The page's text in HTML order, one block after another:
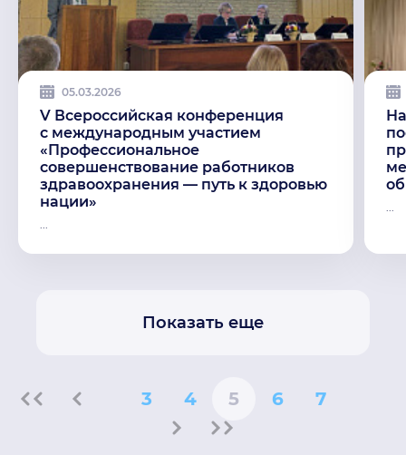
05.03.2026
V Всероссийская конференция
с международным участием
«Профессиональное
совершенствование работников
здравоохранения — путь к здоровью
нации»
Показать еще
3 4 5 6 7